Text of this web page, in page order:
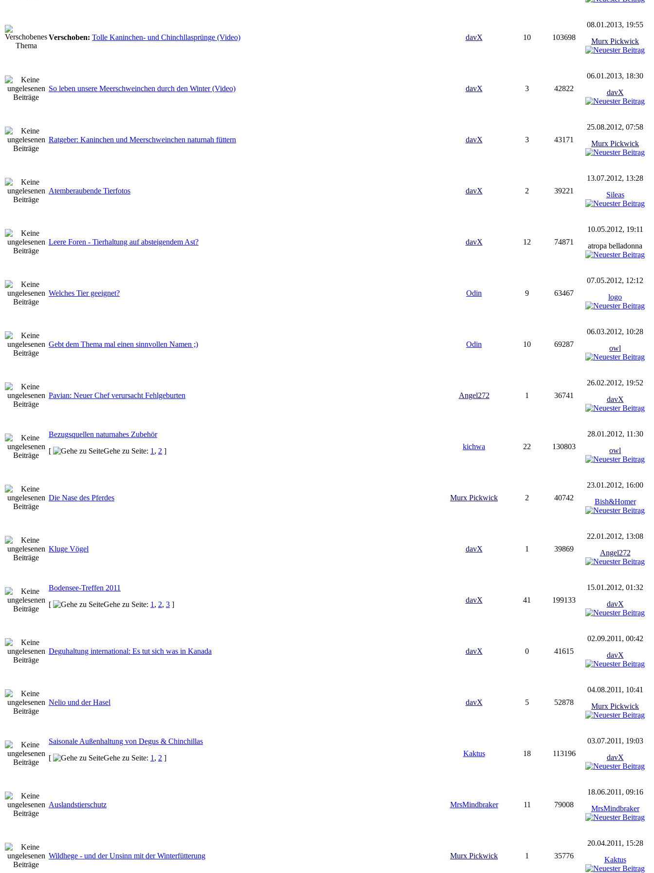
Verschoben: Tolle Kaninchen- und Chinchllasprünge (Video) davX 10 103698
08.01.2013, 19:55
Murx Pickwick
So leben unsere Meerschweinchen durch den Winter (Video) davX 3 42822
06.01.2013, 18:30
davX
Ratgeber: Kaninchen und Meerschweinchen naturnah füttern davX 3 43171
25.08.2012, 07:58
Murx Pickwick
Atemberaubende Tierfotos davX 2 39221
13.07.2012, 13:28
Sileas
Leere Foren - Tierhaltung auf absteigendem Ast? davX 12 74871
10.05.2012, 19:11
atropa belladonna
Welches Tier geeignet? Odin 9 63467
07.05.2012, 12:12
logo
Gebt dem Thema mal einen sinnvollen Namen ;) Odin 10 69287
06.03.2012, 10:28
owl
Pavian: Neuer Chef verursacht Fehlgeburten Angel272 1 36741
26.02.2012, 19:52
davX
Bezugsquellen naturnahes Zubehör
[
Gehe zu Seite: 1 , 2 ]
kichwa 22 130803
28.01.2012, 11:30
owl
Die Nase des Pferdes Murx Pickwick 2 40742
23.01.2012, 16:00
Bish&Homer
Kluge Vögel davX 1 39869
22.01.2012, 13:08
Angel272
Bodensee-Treffen 2011
[
Gehe zu Seite: 1 , 2, 3 ]
davX 41 199133
15.01.2012, 01:32
davX
Deguhaltung international: Es tut sich was in Kanada davX 0 41615
02.09.2011, 00:42
davX
Nelio und der Hasel davX 5 52878
04.08.2011, 10:41
Murx Pickwick
Saisonale Außenhaltung von Degus & Chinchillas
[
Gehe zu Seite: 1 , 2 ]
Kaktus 18 113196
03.07.2011, 19:03
davX
Auslandstierschutz MrsMindbraker 11 79008
18.06.2011, 09:16
MrsMindbraker
Wildhege - und der Unsinn mit der Winterfütterung Murx Pickwick 1 35776
20.04.2011, 15:28
Kaktus